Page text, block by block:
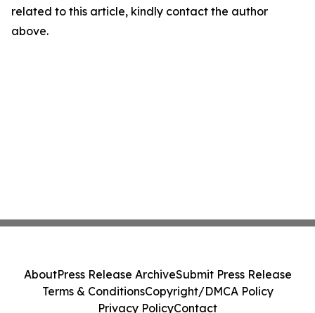
related to this article, kindly contact the author
above.
AboutPress Release ArchiveSubmit Press Release
Terms & ConditionsCopyright/DMCA Policy
Privacy PolicyContact